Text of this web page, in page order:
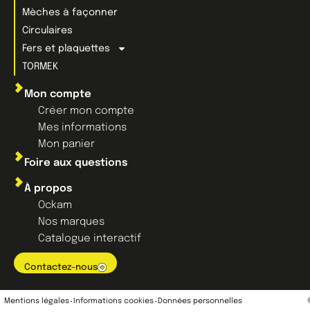
À propos
Ockam
Nos marques
Catalogue interactif
Contactez-nous
Mèches à façonner
Circulaires
Fers et plaquettes
TORMEK
Mon compte
Créer mon compte
Mes informations
Mon panier
Foire aux questions
Mentions légales Informations cookies Données personnelles